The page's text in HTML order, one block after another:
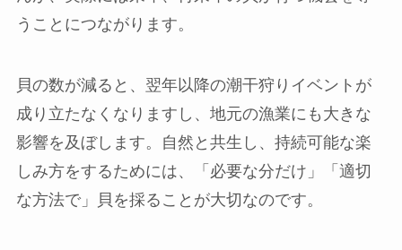
うことにつながります。
貝の数が減ると、翌年以降の潮干狩りイベントが
成り立たなくなりますし、地元の漁業にも大きな
影響を及ぼします。自然と共生し、持続可能な楽
しみ方をするためには、「必要な分だけ」「適切
な方法で」貝を採ることが大切なのです。